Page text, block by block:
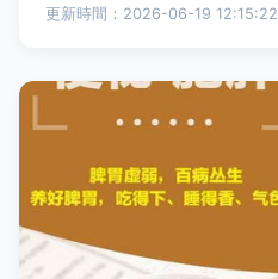
更新時間：2026-06-19 12:15:22